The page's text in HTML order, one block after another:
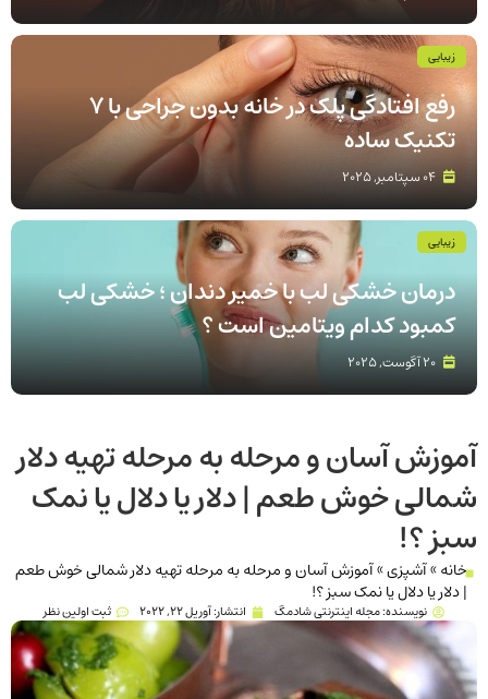
رفع افتادگی پلک در خانه بدون جراحی با 7
تکنیک ساده
زیبایی
درمان خشکی لب با خمیر دندان ؛ خشکی لب
کمبود کدام ویتامین است ؟
زیبایی
آموزش آسان و مرحله به مرحله تهیه دلار
شمالی خوش طعم | دلار یا دلال یا نمک
سبز ؟!
خانه»آشپزی»آموزش آسان و مرحله به مرحله تهیه دلار شمالی خوش طعم
| دلار یا دلال یا نمک سبز ؟!
نویسنده:مجله اینترنتی شادمگ انتشار:آوریل 22, 2022 ثبت اولین نظر